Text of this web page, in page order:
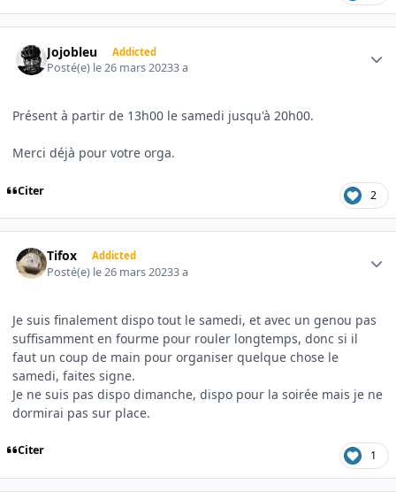
Jojobleu Addicted
Posté(e) le 26 mars 20233 a
Présent à partir de 13h00 le samedi jusqu'à 20h00.
Merci déjà pour votre orga.
Citer 2
Tifox Addicted
Posté(e) le 26 mars 20233 a
Je suis finalement dispo tout le samedi, et avec un genou pas
suffisamment en fourme pour rouler longtemps, donc si il
faut un coup de main pour organiser quelque chose le
samedi, faites signe.
Je ne suis pas dispo dimanche, dispo pour la soirée mais je ne
dormirai pas sur place.
Citer 1